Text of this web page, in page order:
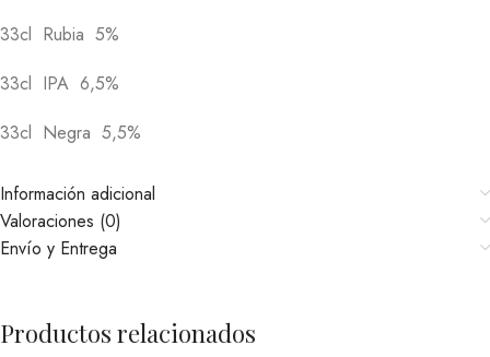
33cl Rubia 5%
33cl IPA 6,5%
33cl Negra 5,5%
Información adicional
Valoraciones (0)
Envío y Entrega
Productos relacionados